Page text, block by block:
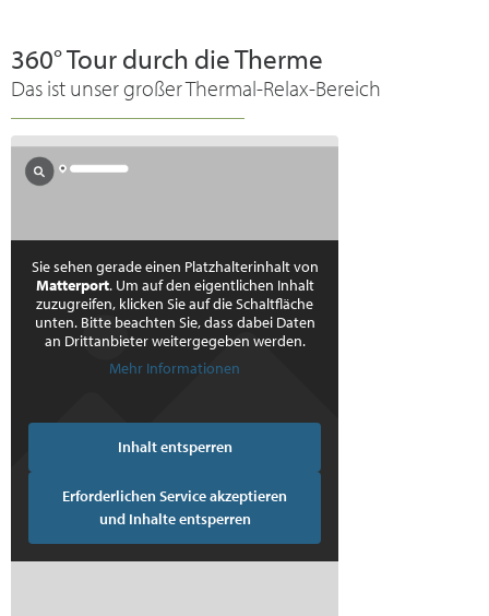
360° Tour durch die Therme
Das ist unser großer Thermal-Relax-Bereich
Sie sehen gerade einen Platzhalterinhalt von
Matterport. Um auf den eigentlichen Inhalt
zuzugreifen, klicken Sie auf die Schaltfläche
unten. Bitte beachten Sie, dass dabei Daten
an Drittanbieter weitergegeben werden.
Mehr Informationen
Inhalt entsperren
Erforderlichen Service akzeptieren
und Inhalte entsperren